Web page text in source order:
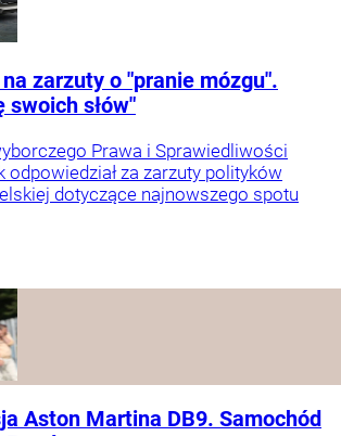
zarzuty o "pranie mózgu".
swoich słów"
Prawa i Sprawiedliwości
za zarzuty polityków
dotyczące najnowszego spotu
Aston Martina DB9. Samochód